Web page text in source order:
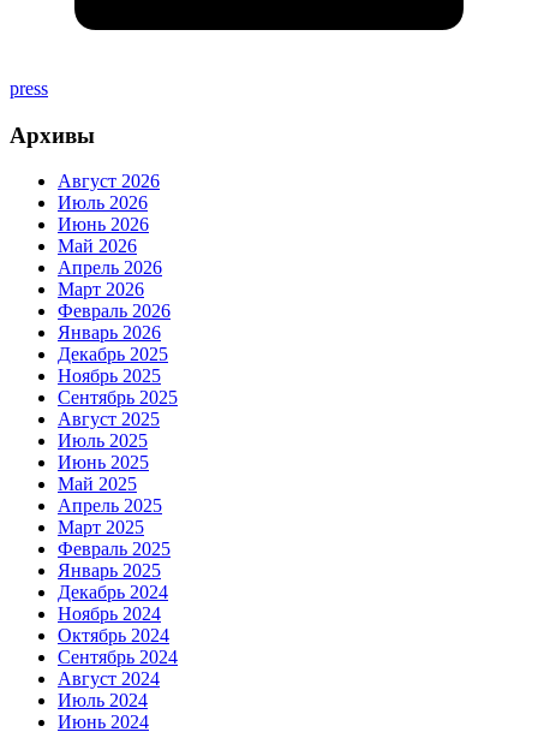
press
Архивы
Август 2026
Июль 2026
Июнь 2026
Май 2026
Апрель 2026
Март 2026
Февраль 2026
Январь 2026
Декабрь 2025
Ноябрь 2025
Сентябрь 2025
Август 2025
Июль 2025
Июнь 2025
Май 2025
Апрель 2025
Март 2025
Февраль 2025
Январь 2025
Декабрь 2024
Ноябрь 2024
Октябрь 2024
Сентябрь 2024
Август 2024
Июль 2024
Июнь 2024